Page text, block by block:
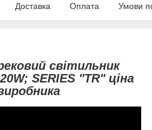
Доставка Оплата Умови
світильник
SERIES "TR" ціна